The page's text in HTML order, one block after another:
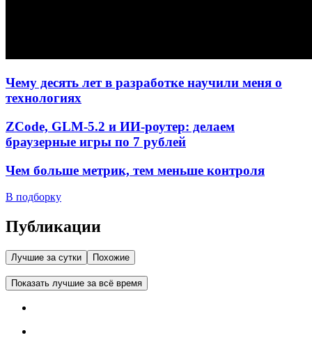
Чему десять лет в разработке научили меня о
технологиях
ZCode, GLM-5.2 и ИИ-роутер: делаем
браузерные игры по 7 рублей
Чем больше метрик, тем меньше контроля
В подборку
Публикации
Лучшие за сутки Похожие
Показать лучшие за всё время